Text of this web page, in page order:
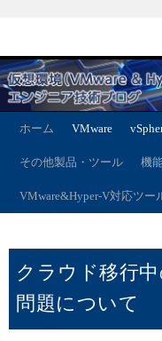
ホーム VMware
その他製品・ツール 機
VMware&Hyper-V対応ツー
クラウド移行
問題について